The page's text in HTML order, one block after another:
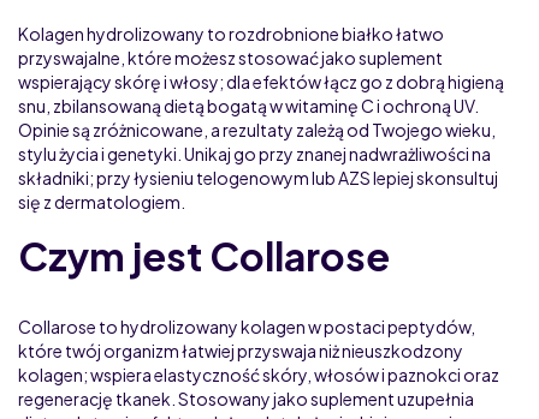
Kolagen hydrolizowany to rozdrobnione białko łatwo
przyswajalne, które możesz stosować jako suplement
wspierający skórę i włosy; dla efektów łącz go z dobrą higieną
snu, zbilansowaną dietą bogatą w witaminę C i ochroną UV.
Opinie są zróżnicowane, a rezultaty zależą od Twojego wieku,
stylu życia i genetyki. Unikaj go przy znanej nadwrażliwości na
składniki; przy łysieniu telogenowym lub AZS lepiej skonsultuj
się z dermatologiem.
Czym jest Collarose
Collarose to hydrolizowany kolagen w postaci peptydów,
które twój organizm łatwiej przyswaja niż nieuszkodzony
kolagen; wspiera elastyczność skóry, włosów i paznokci oraz
regenerację tkanek. Stosowany jako suplement uzupełnia